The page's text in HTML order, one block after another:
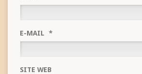
E-MAIL *
SITE WEB